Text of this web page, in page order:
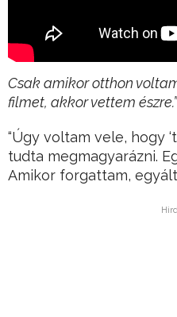
Csak amikor otthon
filmet, akkor vettem észre.”
“Úgy voltam vele, hogy
tudta megmagyarázni.
Amikor forgattam,